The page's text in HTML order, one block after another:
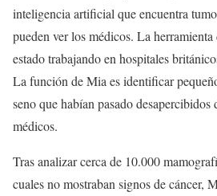
inteligencia artificial que encuentra
pueden ver los médicos. La
estado trabajando en hospitales
La función de Mia es identificar
seno que habían pasado
médicos.
Tras analizar cerca de 10.000
cuales no mostraban signos de cáncer,